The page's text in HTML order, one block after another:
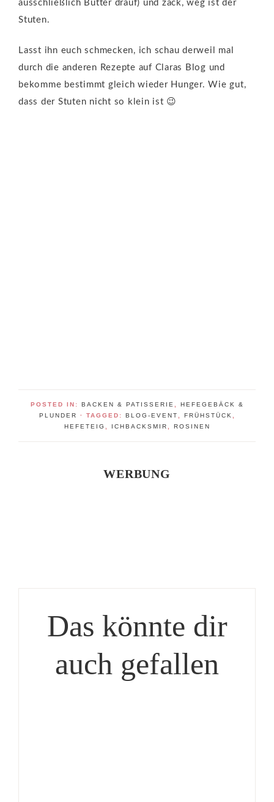
ausschließlich Butter drauf) und zack, weg ist der
Stuten.
Lasst ihn euch schmecken, ich schau derweil mal
durch die anderen Rezepte auf Claras Blog und
bekomme bestimmt gleich wieder Hunger. Wie gut,
dass der Stuten nicht so klein ist 😉
POSTED IN: BACKEN & PATISSERIE,
HEFEGEBÄCK &
PLUNDER
· TAGGED: BLOG-EVENT, FRÜHSTÜCK,
HEFETEIG , ICHBACKSMIR, ROSINEN
WERBUNG
Das könnte dir
auch gefallen